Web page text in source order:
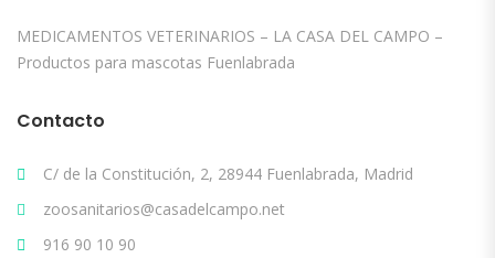
MEDICAMENTOS VETERINARIOS – LA CASA DEL CAMPO –
Productos para mascotas Fuenlabrada
Contacto
C/ de la Constitución, 2, 28944 Fuenlabrada, Madrid
zoosanitarios@casadelcampo.net
916 90 10 90